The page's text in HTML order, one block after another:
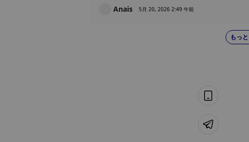
ようになる。
Anais 5月 20, 2026 2:49 午前
もっと